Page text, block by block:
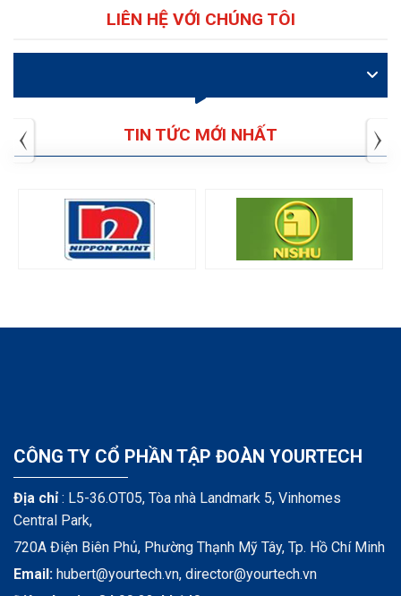
LIÊN HỆ VỚI CHÚNG TÔI
TIN TỨC MỚI NHẤT
CÔNG TY CỔ PHẦN TẬP ĐOÀN YOURTECH
Địa chỉ: L5-36.OT05, Tòa nhà Landmark 5, Vinhomes
Central Park,
720A Điện Biên Phủ, Phường Thạnh Mỹ Tây, Tp. Hồ Chí Minh
Email: hubert@yourtech.vn, director@yourtech.vn